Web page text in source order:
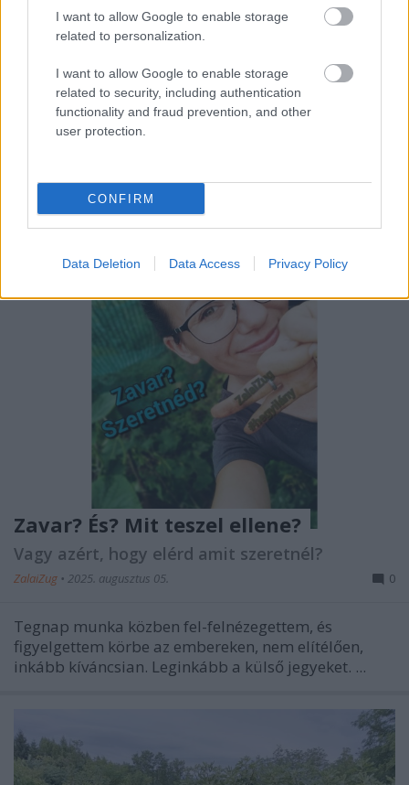
I want to allow Google to enable storage
related to personalization.
I want to allow Google to enable storage
related to security, including authentication
functionality and fraud prevention, and other
user protection.
CONFIRM
Data Deletion Data Access Privacy Policy
KaporKlaudia
ZalaiZug •2025. augusztus 06.
Utálom a kaprot
A szagát sem bírom. Mikor gyerekként tökfőzelékben
az egészet. De eldöntenem ...
Zavar? És? Mit teszel ellene?
Vagy azért, hogy elérd amit szeretnél?
ZalaiZug • 2025. augusztus 05. 0
Tegnap munka közben fel-felnézegettem, és
figyelgettem körbe az embereken, nem elítélően,
inkább kíváncsian. Leginkább a külső jegyeket. ...